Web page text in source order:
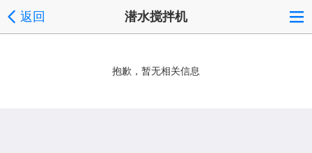
返回 潜水搅拌机
抱歉，暂无相关信息